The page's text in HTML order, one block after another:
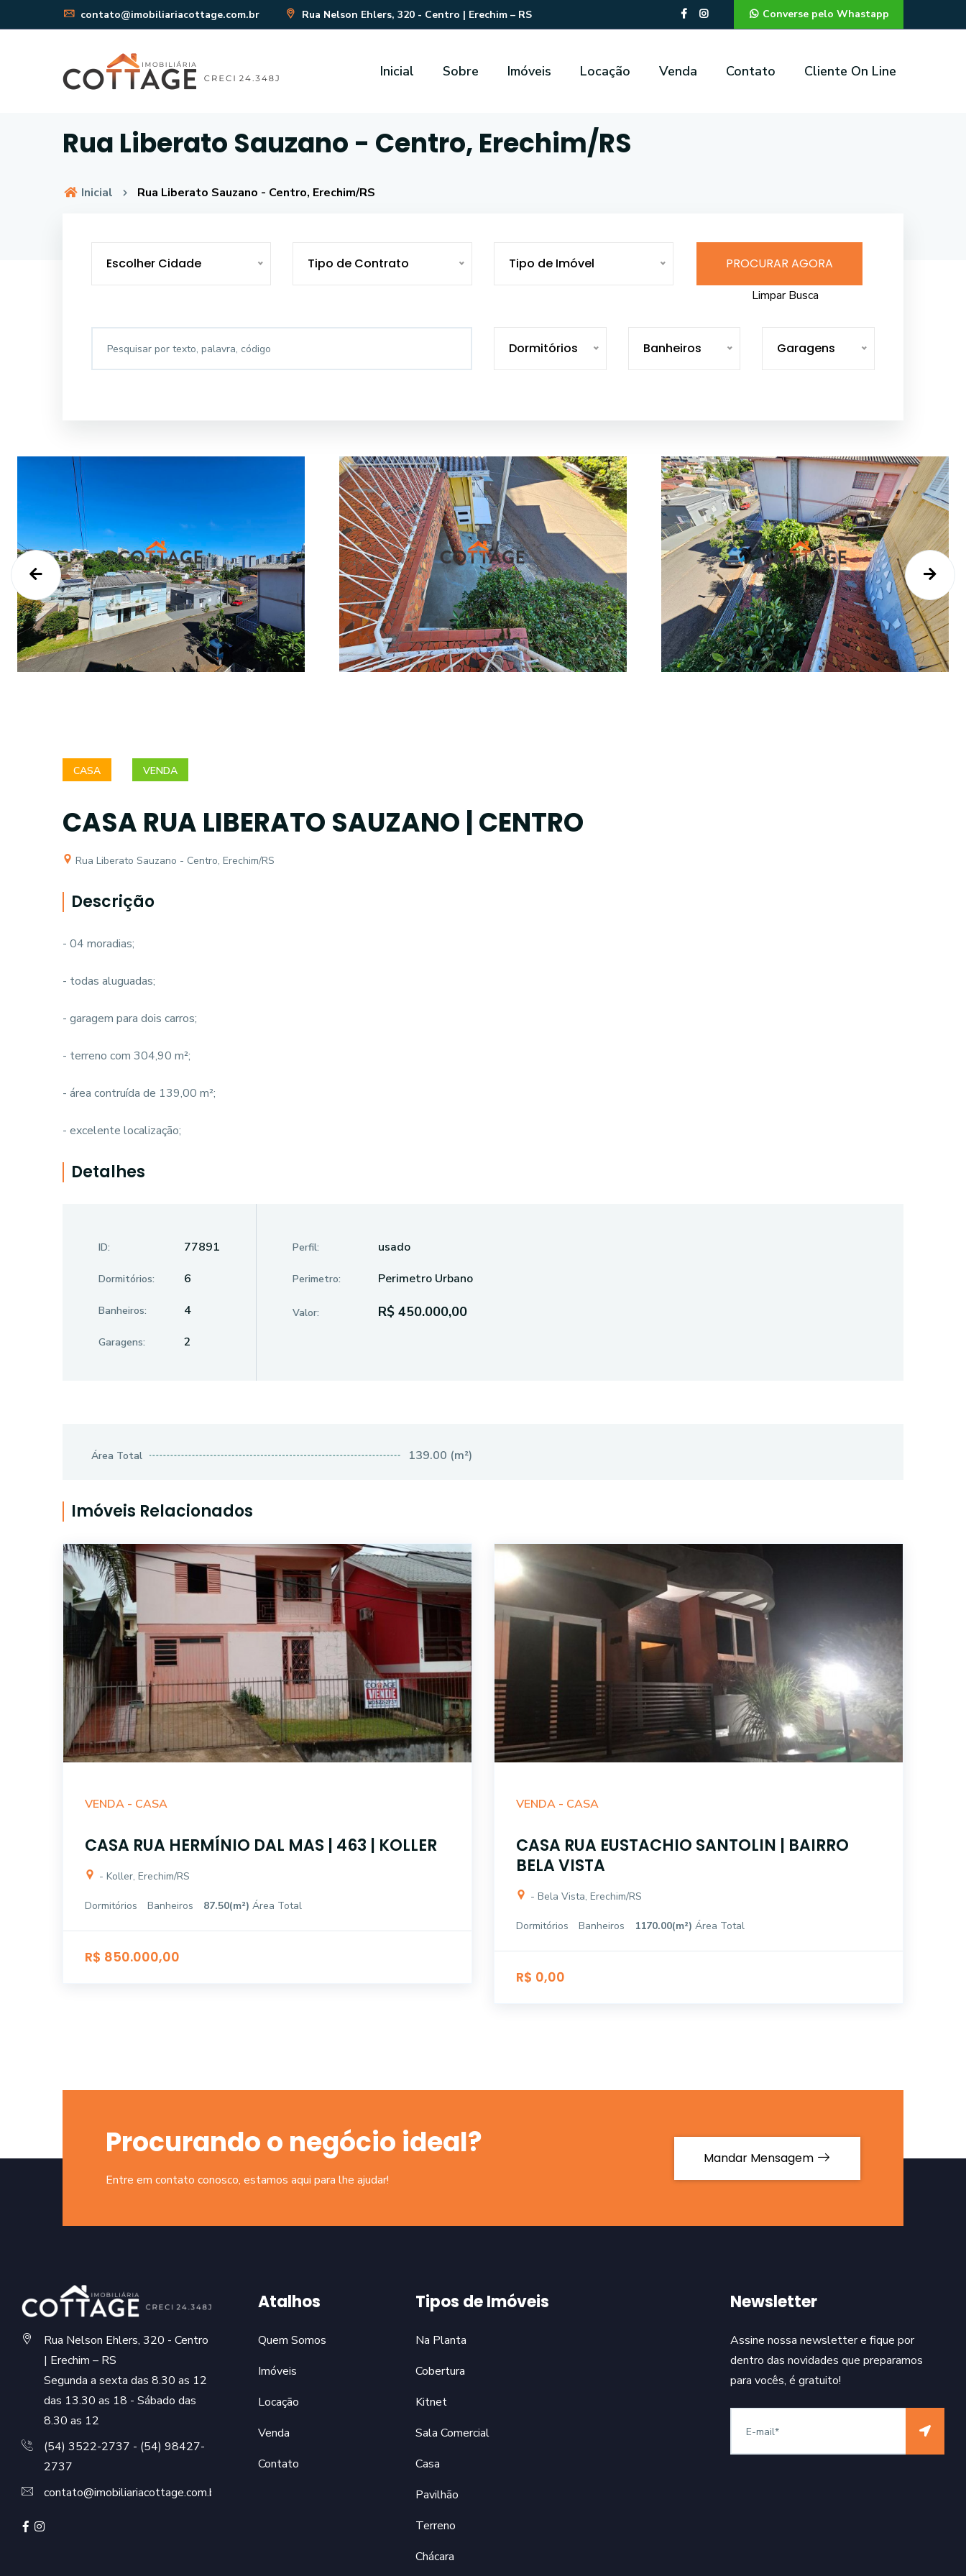
contato@imobiliariacottage.com.br Rua Nelson Ehlers, 320 - Centro | Erechim – RS Converse pelo Whastapp
Inicial Sobre Imóveis Locação Venda Contato Cliente On Line
Rua Liberato Sauzano - Centro, Erechim/RS
Inicial Rua Liberato Sauzano - Centro, Erechim/RS
Escolher Cidade Tipo de Contrato Tipo de Imóvel PROCURAR AGORA
Limpar Busca
Dormitórios Banheiros Garagens
CASA VENDA
CASA RUA LIBERATO SAUZANO | CENTRO
Rua Liberato Sauzano - Centro, Erechim/RS
Descrição
- 04 moradias;
- todas aluguadas;
- garagem para dois carros;
- terreno com 304,90 m²;
- área contruída de 139,00 m²;
- excelente localização;
Detalhes
ID: 77891
Dormitórios: 6
Banheiros: 4
Garagens: 2
Perfil: usado
Perimetro: Perimetro Urbano
Valor: R$ 450.000,00
Área Total 139.00 (m²)
Imóveis Relacionados
VENDA - CASA
CASA RUA HERMÍNIO DAL MAS | 463 | KOLLER
- Koller, Erechim/RS
Dormitórios Banheiros 87.50(m²) Área Total
R$ 850.000,00
VENDA - CASA
CASA RUA EUSTACHIO SANTOLIN | BAIRRO
BELA VISTA
- Bela Vista, Erechim/RS
Dormitórios Banheiros 1170.00(m²) Área Total
R$ 0,00
Procurando o negócio ideal?
Entre em contato conosco, estamos aqui para lhe ajudar!
Mandar Mensagem
Rua Nelson Ehlers, 320 - Centro
| Erechim – RS
Segunda a sexta das 8.30 as 12
das 13.30 as 18 - Sábado das
8.30 as 12
(54) 3522-2737 - (54) 98427-
2737
contato@imobiliariacottage.com.br
Atalhos
Quem Somos
Imóveis
Locação
Venda
Contato
Tipos de Imóveis
Na Planta
Cobertura
Kitnet
Sala Comercial
Casa
Pavilhão
Terreno
Chácara
Newsletter
Assine nossa newsletter e fique por
dentro das novidades que preparamos
para vocês, é gratuito!